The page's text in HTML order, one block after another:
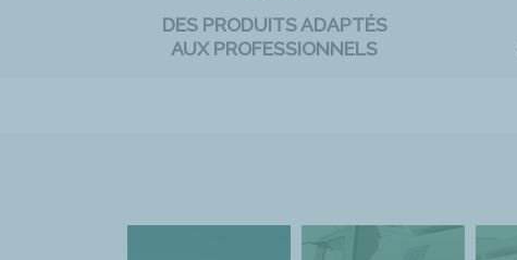
DES PRODUITS ADAPTÉS
AUX PROFESSIONNELS